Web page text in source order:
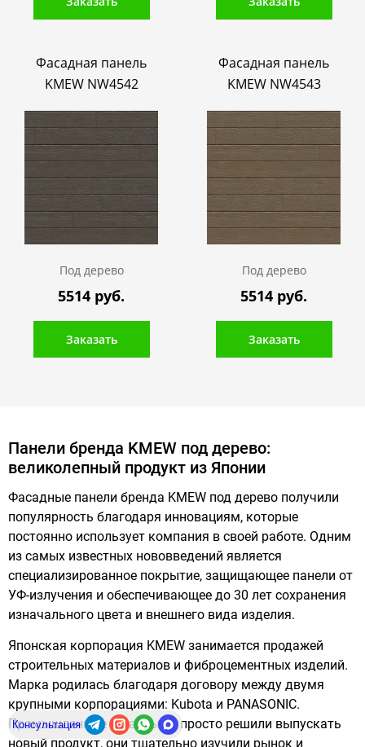
Консультация
Фасадная панель
KMEW NW4542
Под дерево
5514 руб.
Заказать
Фасадная панель
KMEW NW4543
Под дерево
5514 руб.
Заказать
Панели бренда KMEW под дерево:
великолепный продукт из Японии
Фасадные панели бренда KMEW под дерево получили
популярность благодаря инновациям, которые
постоянно использует компания в своей работе. Одним
из самых известных нововведений является
специализированное покрытие, защищающее панели от
УФ-излучения и обеспечивающее до 30 лет сохранения
изначального цвета и внешнего вида изделия.
Японская корпорация KMEW занимается продажей
строительных материалов и фиброцементных изделий.
Марка родилась благодаря договору между двумя
крупными корпорациями: Kubota и PANASONIC.
Промышленные гиганты не просто решили выпускать
новый продукт, они тщательно изучили рынок и